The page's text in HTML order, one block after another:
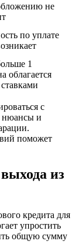
не
по уплате
1
облагается
с
нюансы и
поможет
из
кредита для
упростить
общую сумму